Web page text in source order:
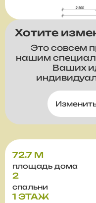
Хотите
Это совсем
нашим
Ваших
72.7 М
площадь дома
2
спальни
1 ЭТАЖ